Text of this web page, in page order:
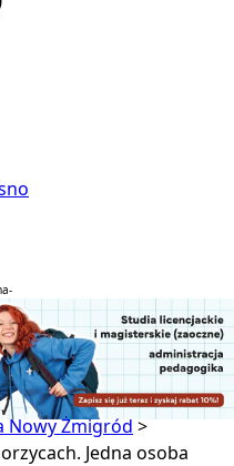
Nowy Żmigród >
Jedna osoba